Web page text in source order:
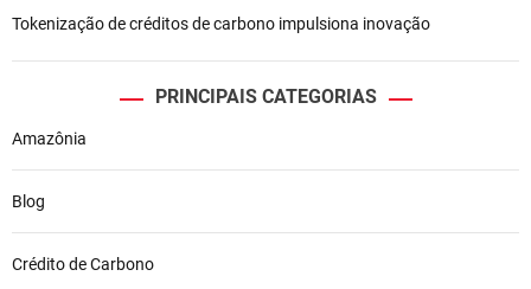
Tokenização de créditos de carbono impulsiona inovação
PRINCIPAIS CATEGORIAS
Amazônia
Blog
Crédito de Carbono